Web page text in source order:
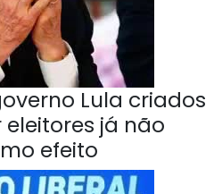
Lula criados
já não
efeito